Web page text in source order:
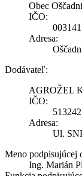
Obec
IČO:
Adresa:
Dodávateľ:
AGROŽEL
IČO:
Adresa:
Ul.
Meno podpisujúcej
Ing. Marián